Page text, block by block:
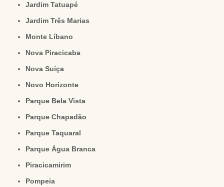
Jardim Tatuapé
Jardim Três Marias
Monte Líbano
Nova Piracicaba
Nova Suíça
Novo Horizonte
Parque Bela Vista
Parque Chapadão
Parque Taquaral
Parque Água Branca
Piracicamirim
Pompeia